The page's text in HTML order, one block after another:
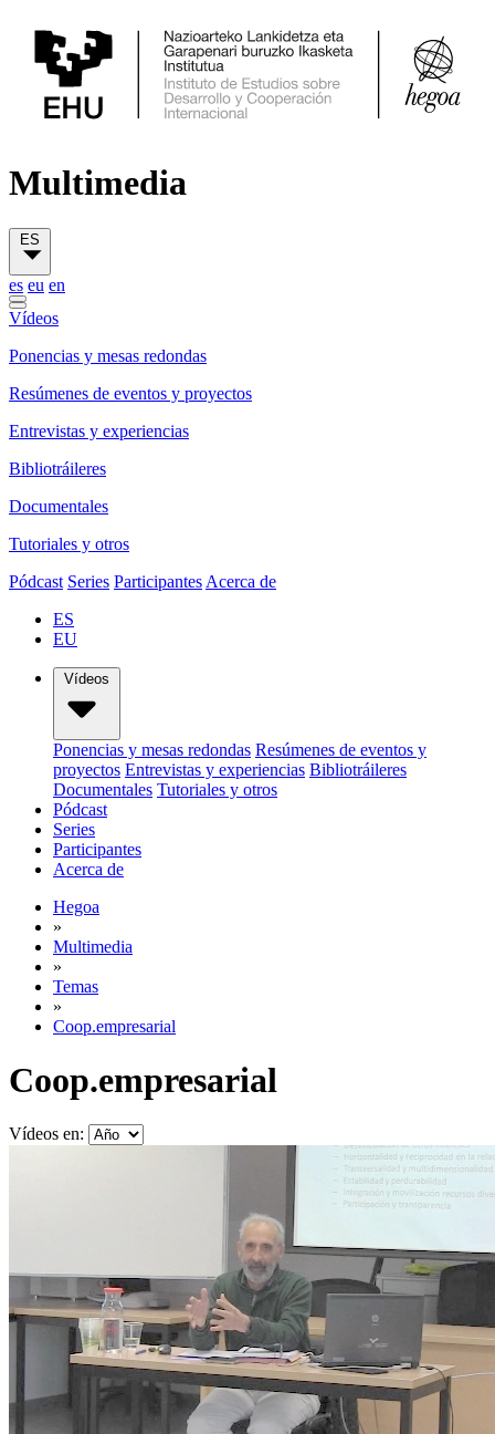
Multimedia
ES
es eu en
Vídeos
Ponencias y mesas redondas
Resúmenes de eventos y proyectos
Entrevistas y experiencias
Bibliotráileres
Documentales
Tutoriales y otros
Pódcast Series Participantes Acerca de
ES
EU
Vídeos
Ponencias y mesas redondas Resúmenes de eventos y
proyectos Entrevistas y experiencias Bibliotráileres
Documentales Tutoriales y otros
Pódcast
Series
Participantes
Acerca de
Hegoa
»
Multimedia
»
Temas
»
Coop.empresarial
Coop.empresarial
Vídeos en: